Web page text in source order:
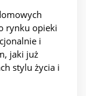
rynku opieki
i
jaki już
stylu życia i